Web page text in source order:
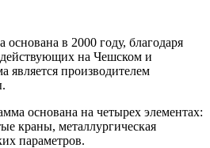
основана в 2000 году, благодаря
на Чешском и
производителем
основана на четырех элементах:
краны, металлургическая
параметров.